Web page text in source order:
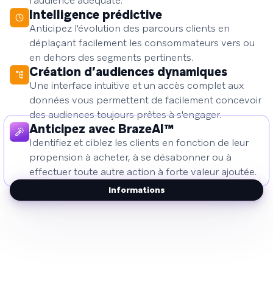
Intelligence prédictive
Anticipez l'évolution des parcours clients en
déplaçant facilement les consommateurs vers ou
en dehors des segments pertinents.
Création d’audiences dynamiques
Une interface intuitive et un accès complet aux
données vous permettent de facilement concevoir
des audiences toujours prêtes à s'engager.
Anticipez avec BrazeAI™
Identifiez et ciblez les clients en fonction de leur
propension à acheter, à se désabonner ou à
effectuer toute autre action à forte valeur ajoutée.
Informations